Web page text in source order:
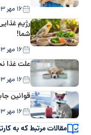
۱۶ مهر ۱۴۰۳
رژیم
شما!
۱۶ مهر ۱۴۰۳
علت غذا
۱۶ مهر ۱۴۰۳
قوانین
۱۶ مهر ۱۴۰۳
مقالات مرتبط که به